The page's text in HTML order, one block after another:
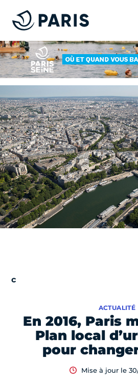
En 2016, Paris
Plan local
pour
ACTUALITÉ
Mise à jour le